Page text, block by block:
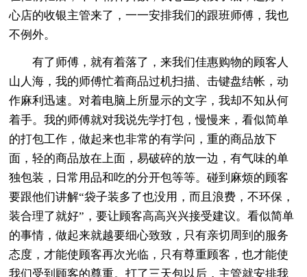
心店的收银主管来了，一一安排我们的跟班师傅，我也
不例外。
有了师傅，就有着落了，来我们佳惠购物的顾客人
山人海，我的师傅忙着商品过机扫描、击键盘结帐，动
作麻利迅速。对着电脑上所显示的文字，我却不知从何
着手。我的师傅就对我说先学打包，慢慢来，看似简单
的打包工作，做起来也非常的有学问，重的商品放下
面，轻的商品放在上面，易破碎的放一边，有气味的单
独包装，日常用品和吃的分开包等等。碰到麻烦的顾客
要跟他们讲解“袋子装多了也没用，而且浪费，不环保，
装合理了就好”，要让顾客高高兴兴接受建议。看似简单
的事情，做起来就越要细心致致，只有亲切周到的服务
态度，才能使顾客再次光临，只有尊重顾客，也才能使
我们受到顾客的尊重。打了三天包以后，主管就安排我